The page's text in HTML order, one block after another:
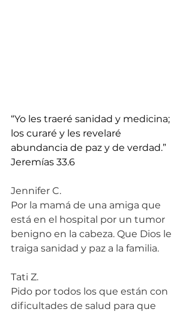
“Yo les traeré sanidad y medicina;
los curaré y les revelaré
abundancia de paz y de verdad.”
Jeremías 33.6
Jennifer C.
Por la mamá de una amiga que
está en el hospital por un tumor
benigno en la cabeza. Que Dios le
traiga sanidad y paz a la familia.
Tati Z.
Pido por todos los que están con
dificultades de salud para que